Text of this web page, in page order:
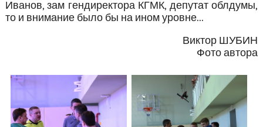
Иванов, зам гендиректора КГМК, депутат облдумы,
то и внимание было бы на ином уровне...
Виктор ШУБИН
Фото автора